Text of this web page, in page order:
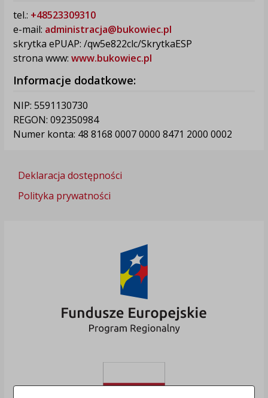
tel.: +48523309310
e-mail: administracja@bukowiec.pl
skrytka ePUAP: /qw5e822clc/SkrytkaESP
strona www: www.bukowiec.pl
Informacje dodatkowe:
NIP: 5591130730
REGON: 092350984
Numer konta: 48 8168 0007 0000 8471 2000 0002
Deklaracja dostępności
Polityka prywatności